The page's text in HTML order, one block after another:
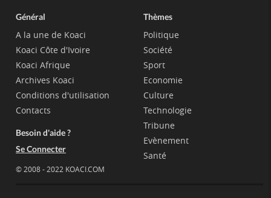
Général
A la une de Koaci
Koaci Côte d'Ivoire
Koaci Afrique
Archives Koaci
Conditions d'utilisation
Contacts
Besoin d'aide ?
Se Connecter
© 2008 - 2022 KOACI.COM
Thèmes
Politique
Société
Sport
Economie
Culture
Technologie
Tribune
Evènement
Santé